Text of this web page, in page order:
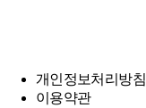
개인정보처리방침
이용약관